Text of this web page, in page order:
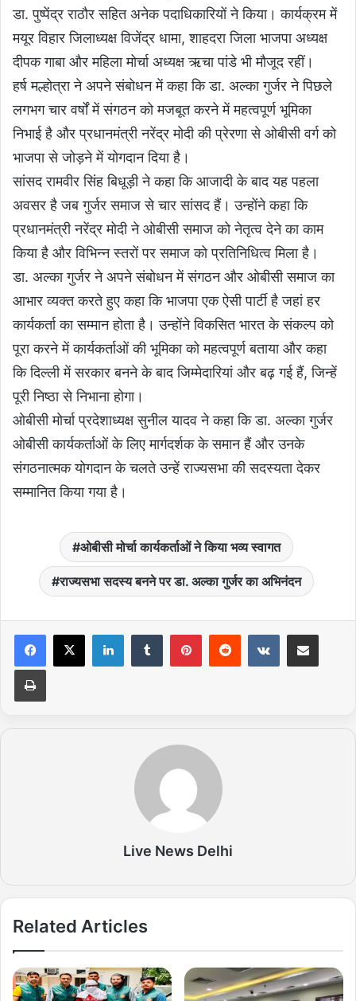
डा. पुष्पेंद्र राठौर सहित अनेक पदाधिकारियों ने किया। कार्यक्रम में
मयूर विहार जिलाध्यक्ष विजेंद्र धामा, शाहदरा जिला भाजपा अध्यक्ष
दीपक गाबा और महिला मोर्चा अध्यक्ष ऋचा पांडे भी मौजूद रहीं।
हर्ष मल्होत्रा ने अपने संबोधन में कहा कि डा. अल्का गुर्जर ने पिछले
लगभग चार वर्षों में संगठन को मजबूत करने में महत्वपूर्ण भूमिका
निभाई है और प्रधानमंत्री नरेंद्र मोदी की प्रेरणा से ओबीसी वर्ग को
भाजपा से जोड़ने में योगदान दिया है।
सांसद रामवीर सिंह बिधूड़ी ने कहा कि आजादी के बाद यह पहला
अवसर है जब गुर्जर समाज से चार सांसद हैं। उन्होंने कहा कि
प्रधानमंत्री नरेंद्र मोदी ने ओबीसी समाज को नेतृत्व देने का काम
किया है और विभिन्न स्तरों पर समाज को प्रतिनिधित्व मिला है।
डा. अल्का गुर्जर ने अपने संबोधन में संगठन और ओबीसी समाज का
आभार व्यक्त करते हुए कहा कि भाजपा एक ऐसी पार्टी है जहां हर
कार्यकर्ता का सम्मान होता है। उन्होंने विकसित भारत के संकल्प को
पूरा करने में कार्यकर्ताओं की भूमिका को महत्वपूर्ण बताया और कहा
कि दिल्ली में सरकार बनने के बाद जिम्मेदारियां और बढ़ गई हैं, जिन्हें
पूरी निष्ठा से निभाना होगा।
ओबीसी मोर्चा प्रदेशाध्यक्ष सुनील यादव ने कहा कि डा. अल्का गुर्जर
ओबीसी कार्यकर्ताओं के लिए मार्गदर्शक के समान हैं और उनके
संगठनात्मक योगदान के चलते उन्हें राज्यसभा की सदस्यता देकर
सम्मानित किया गया है।
ओबीसी मोर्चा कार्यकर्ताओं ने किया भव्य स्वागत
राज्यसभा सदस्य बनने पर डा. अल्का गुर्जर का अभिनंदन
Live News Delhi
Related Articles